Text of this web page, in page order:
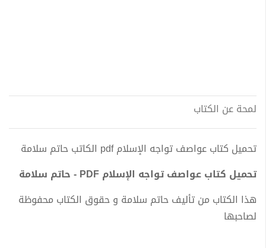
لمحة عن الكتاب
تحميل كتاب عواصف تواجه الإسلام pdf الكاتب حاتم سلامة
تحميل كتاب عواصف تواجه الإسلام PDF - حاتم سلامة
هذا الكتاب من تأليف حاتم سلامة و حقوق الكتاب محفوظة
لصاحبها